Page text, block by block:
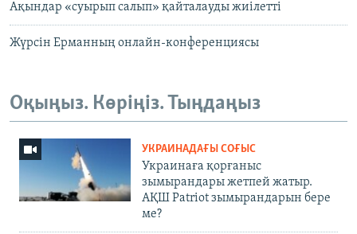
Ақындар «суырып салып» қайталауды жиілетті
Жүрсін Ерманның онлайн-конференциясы
Оқыңыз. Көріңіз. Тыңдаңыз
УКРАИНАДАҒЫ СОҒЫС
Украинаға қорғаныс
зымырандары жетпей жатыр.
АҚШ Patriot зымырандарын бере
ме?